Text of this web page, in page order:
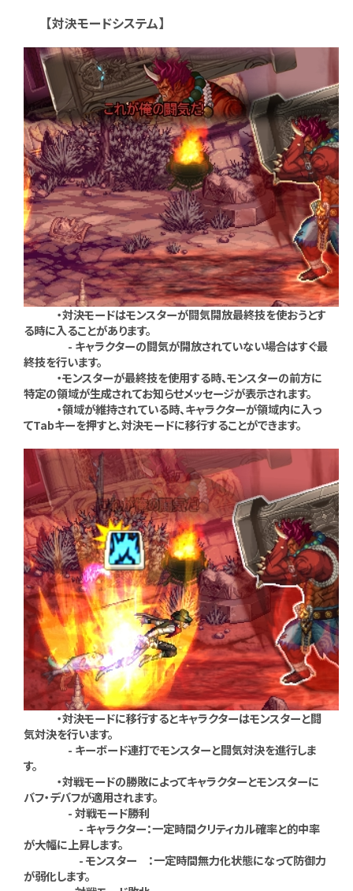
【対決モードシステム】
・対決モードはモンスターが闘気開放最終技を使おうとす
る時に入ることがあります。
- キャラクターの闘気が開放されていない場合はすぐ最
終技を行います。
・モンスターが最終技を使用する時、モンスターの前方に
特定の領域が生成されてお知らせメッセージが表示されます。
・領域が維持されている時、キャラクターが領域内に入っ
てTabキーを押すと、対決モードに移行することができます。
・対決モードに移行するとキャラクターはモンスターと闘
気対決を行います。
- キーボード連打でモンスターと闘気対決を進行しま
す。
・対戦モードの勝敗によってキャラクターとモンスターに
バフ・デバフが適用されます。
- 対戦モード勝利
- キャラクター：一定時間クリティカル確率と的中率
が大幅に上昇します。
- モンスター ：一定時間無力化状態になって防御力
が弱化します。